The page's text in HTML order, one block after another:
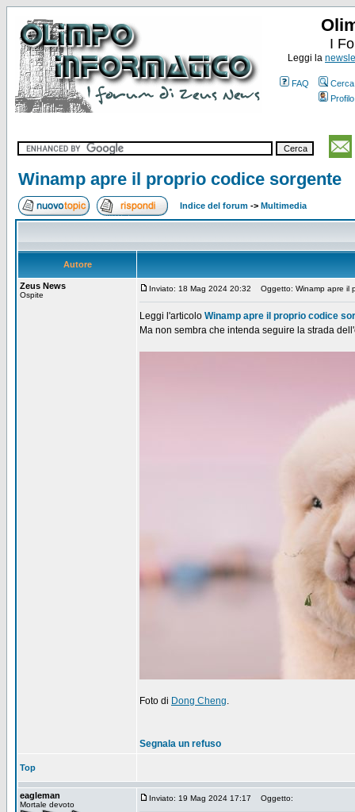
I
Leggi la
FAQ
Cerca
Profilo
Winamp apre il proprio codice sorgente
Indice del forum -> Multimedia
Autore
Zeus News
Ospite
Inviato: 18 Mag 2024 20:32 Oggetto: Winamp apre il
Leggi l'articolo Winamp apre il proprio codice
Ma non sembra che intenda seguire la strada
Foto di Dong Cheng.
Segnala un refuso
Top
eagleman
Mortale devoto
Inviato: 19 Mag 2024 17:17 Oggetto: